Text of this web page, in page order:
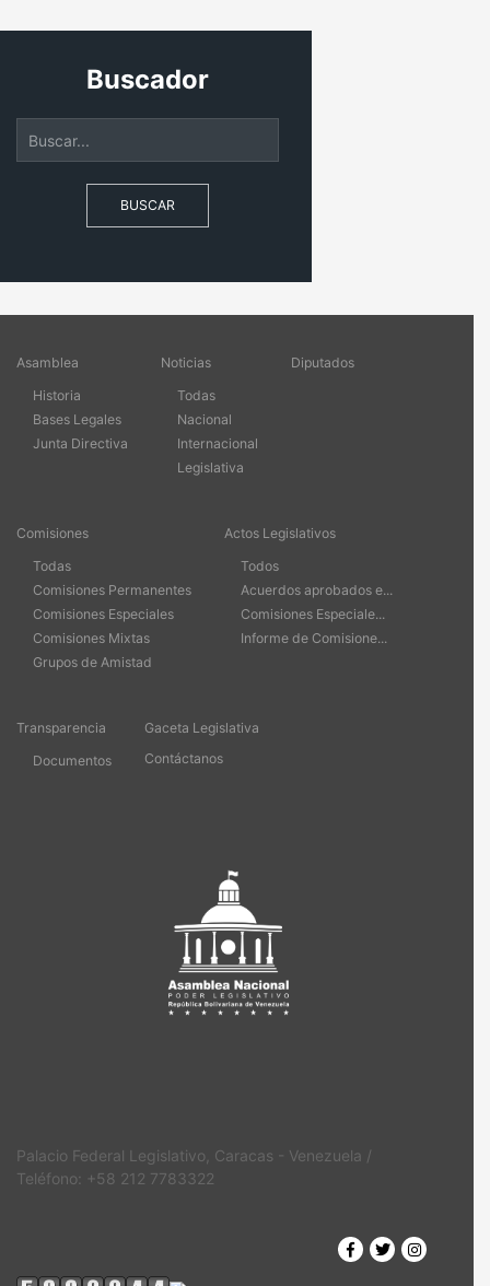
Buscador
BUSCAR
Asamblea
Historia
Bases Legales
Junta Directiva
Noticias
Todas
Nacional
Internacional
Legislativa
Diputados
Comisiones
Todas
Comisiones Permanentes
Comisiones Especiales
Comisiones Mixtas
Grupos de Amistad
Actos Legislativos
Todos
Acuerdos aprobados e...
Comisiones Especiale...
Informe de Comisione...
Transparencia
Documentos
Gaceta Legislativa
Contáctanos
Palacio Federal Legislativo, Caracas - Venezuela /
Teléfono: +58 212 7783322